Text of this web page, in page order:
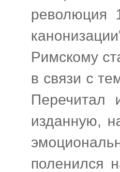
революция
Римскому
в связи с
Перечитал
изданную,
поленился